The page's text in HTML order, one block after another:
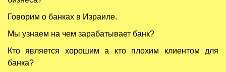
Говорим о банках в Израиле.
Мы узнаем на чем зарабатывает банк?
Кто является хорошим а кто плохим клиентом для
банка?